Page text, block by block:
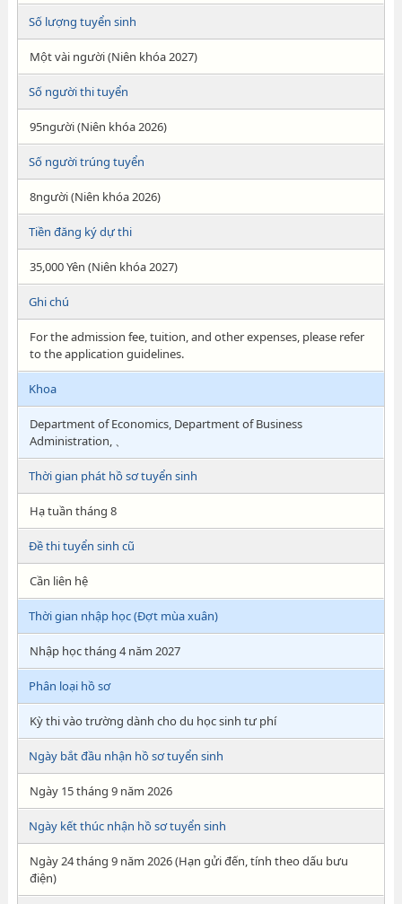
Số lượng tuyển sinh
Một vài người (Niên khóa 2027)
Số người thi tuyển
95người (Niên khóa 2026)
Số người trúng tuyển
8người (Niên khóa 2026)
Tiền đăng ký dự thi
35,000 Yên (Niên khóa 2027)
Ghi chú
For the admission fee, tuition, and other expenses, please refer
to the application guidelines.
Khoa
Department of Economics, Department of Business
Administration, 、
Thời gian phát hồ sơ tuyển sinh
Hạ tuần tháng 8
Đề thi tuyển sinh cũ
Cần liên hệ
Thời gian nhập học (Đợt mùa xuân)
Nhập học tháng 4 năm 2027
Phân loại hồ sơ
Kỳ thi vào trường dành cho du học sinh tư phí
Ngày bắt đầu nhận hồ sơ tuyển sinh
Ngày 15 tháng 9 năm 2026
Ngày kết thúc nhận hồ sơ tuyển sinh
Ngày 24 tháng 9 năm 2026 (Hạn gửi đến, tính theo dấu bưu
điện)